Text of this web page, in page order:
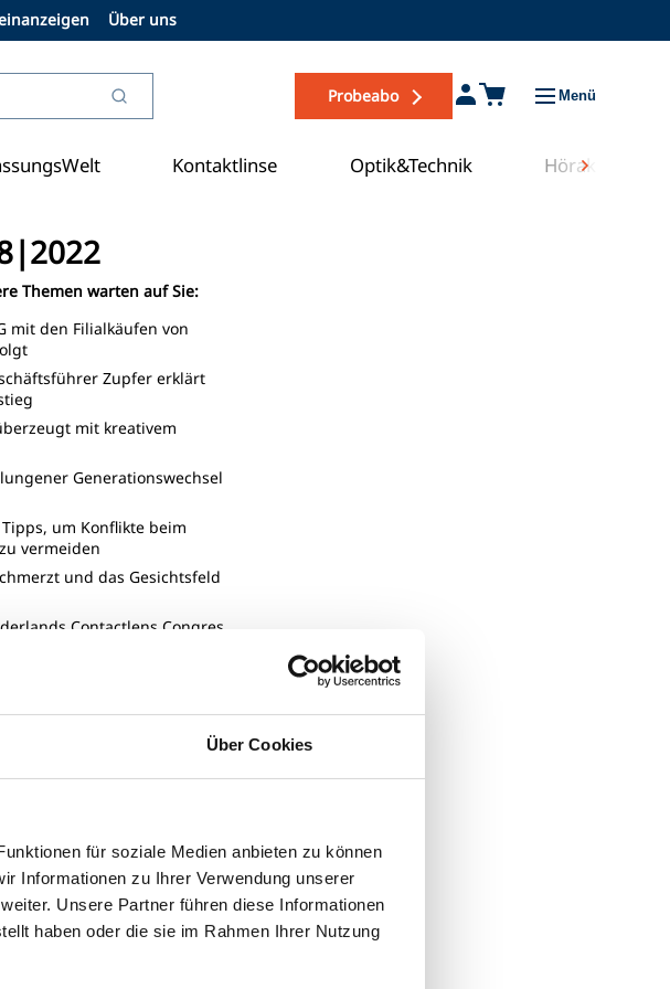
Über Cookies
für soziale Medien anbieten zu können
Informationen zu Ihrer Verwendung unserer
Unsere Partner führen diese Informationen
haben oder die sie im Rahmen Ihrer Nutzung
Über uns
Probeabo Menü
Kontaktlinse Optik&Technik Hörakustik
Themen warten auf Sie:
mit den Filialkäufen von
Zupfer erklärt
mit kreativem
Generationswechsel
um Konflikte beim
vermeiden
und das Gesichtsfeld
Contactlens Congres
mit